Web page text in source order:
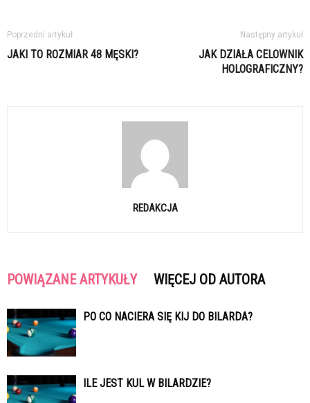
Poprzedni artykuł
JAKI TO ROZMIAR 48 MĘSKI?
Następny artykuł
JAK DZIAŁA CELOWNIK
HOLOGRAFICZNY?
REDAKCJA
POWIĄZANE ARTYKUŁY WIĘCEJ OD AUTORA
PO CO NACIERA SIĘ KIJ DO BILARDA?
ILE JEST KUL W BILARDZIE?